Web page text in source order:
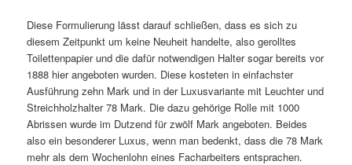
Diese Formulierung lässt darauf schließen, dass es sich zu
diesem Zeitpunkt um keine Neuheit handelte, also gerolltes
Toilettenpapier und die dafür notwendigen Halter sogar bereits vor
1888 hier angeboten wurden. Diese kosteten in einfachster
Ausführung zehn Mark und in der Luxusvariante mit Leuchter und
Streichholzhalter 78 Mark. Die dazu gehörige Rolle mit 1000
Abrissen wurde im Dutzend für zwölf Mark angeboten. Beides
also ein besonderer Luxus, wenn man bedenkt, dass die 78 Mark
mehr als dem Wochenlohn eines Facharbeiters entsprachen.